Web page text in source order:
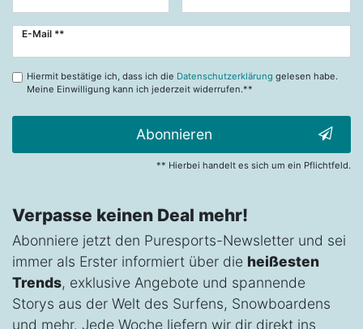
E-Mail **
Newsletter
Hiermit bestätige ich, dass ich die Datenschutzerklärung gelesen habe.
Meine Einwilligung kann ich jederzeit widerrufen.**
Abonnieren
** Hierbei handelt es sich um ein Pflichtfeld.
Verpasse keinen Deal mehr!
Abonniere jetzt den Puresports-Newsletter und sei
immer als Erster informiert über die heißesten
Trends, exklusive Angebote und spannende
Storys aus der Welt des Surfens, Snowboardens
und mehr. Jede Woche liefern wir dir direkt ins